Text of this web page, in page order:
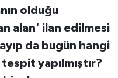
olduğu
alan' ilan edilmesi
da bugün hangi
yapılmıştır?